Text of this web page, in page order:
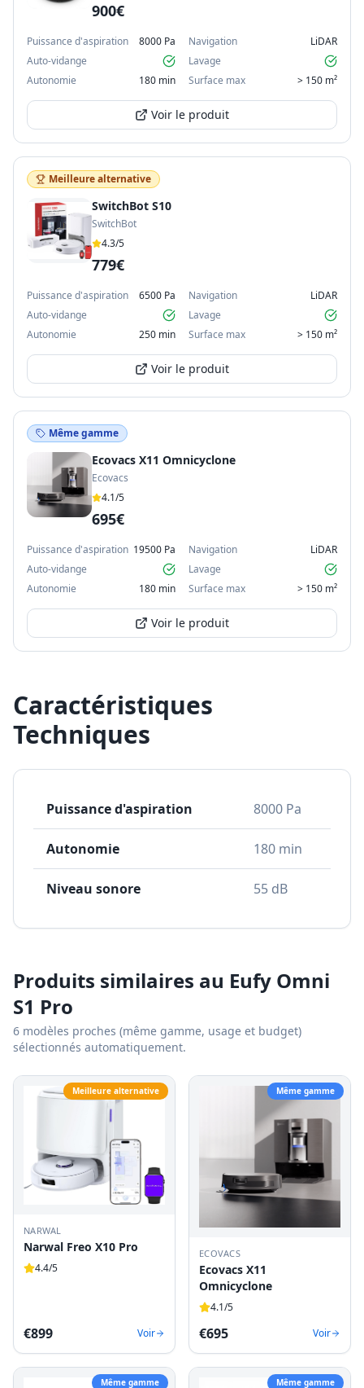
900€
Puissance d'aspiration 8000 Pa Navigation
LiDAR
Auto-vidange
Lavage
Autonomie
180 min Surface max > 150 m²
Voir le produit
Meilleure alternative
SwitchBot S10
SwitchBot
4.3/5
779€
Puissance d'aspiration 6500 Pa Navigation
LiDAR
Auto-vidange
Lavage
Autonomie
250 min Surface max > 150 m²
Voir le produit
Même gamme
Ecovacs X11 Omnicyclone
Ecovacs
4.1/5
695€
Puissance d'aspiration 19500 Pa Navigation
LiDAR
Auto-vidange
Lavage
Autonomie
180 min Surface max > 150 m²
Voir le produit
Caractéristiques
Techniques
Puissance d'aspiration 8000 Pa
Autonomie 180 min
Niveau sonore 55 dB
Produits similaires au Eufy Omni
S1 Pro
6 modèles proches (même gamme, usage et budget)
sélectionnés automatiquement.
Meilleure alternative
NARWAL
Narwal Freo X10 Pro
4.4/5
€899 Voir
Même gamme
ECOVACS
Ecovacs X11
Omnicyclone
4.1/5
€695 Voir
Même gamme Même gamme